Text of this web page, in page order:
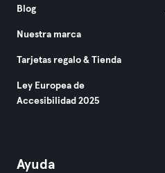
Blog
Nuestra marca
Tarjetas regalo & Tienda
Ley Europea de
Accesibilidad 2025
Ayuda